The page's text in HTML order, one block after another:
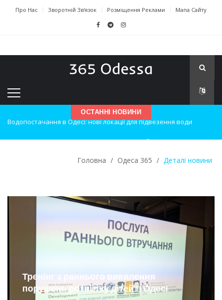
Про Нас Зворотній Зв'язок Розміщення Реклами Мапа Сайту
ОСТАННІ НОВИНИ
Новини з Зимової школи інсульту в Швейцарії
Інтеграція ветеранів в українське суспільство
Нічна атака на Одесу: наслідки обстрілу
Водопостачання в Одесі: нові локації для підвезення води
Головна / Одеса 365 / Деталі новини
Тренінг з раннього виявлення
порушень розвитку дітей в Одесі